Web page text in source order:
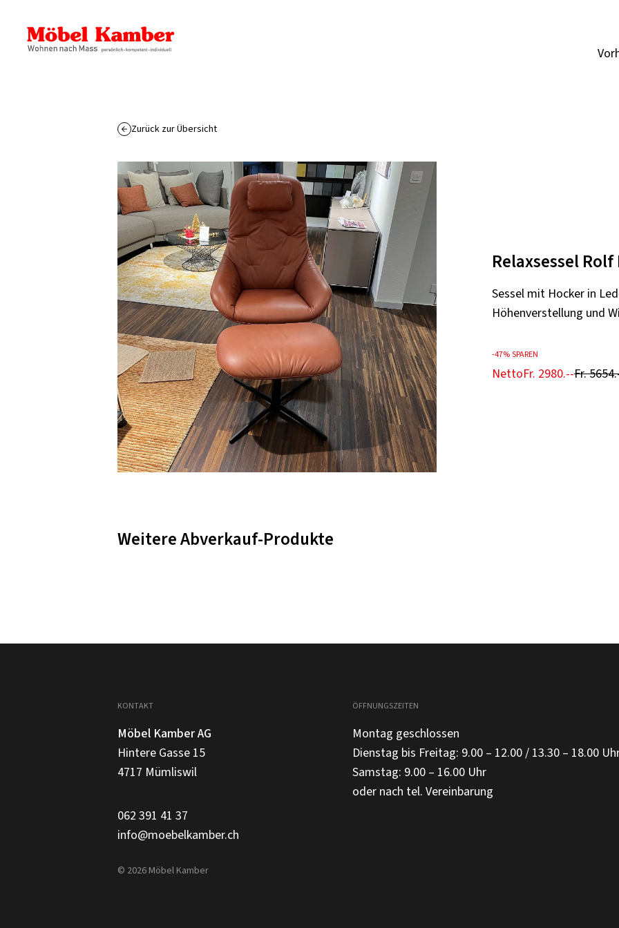
Zurück zur Übersicht
Relaxsessel
Sessel mit Hocker in
Höhenverstellung und
-47%SPAREN
NettoFr. 2980.--Fr.
Weitere Abverkauf-Produkte
KONTAKT
Möbel Kamber AG
Hintere Gasse 15
4717 Mümliswil
062 391 41 37
info@moebelkamber.ch
ÖFFNUNGSZEITEN
Montag geschlossen
Dienstag bis Freitag: 9.00 – 12.00 / 13.30 – 18.00
Samstag: 9.00 – 16.00 Uhr
oder nach tel. Vereinbarung
© 2026 Möbel Kamber